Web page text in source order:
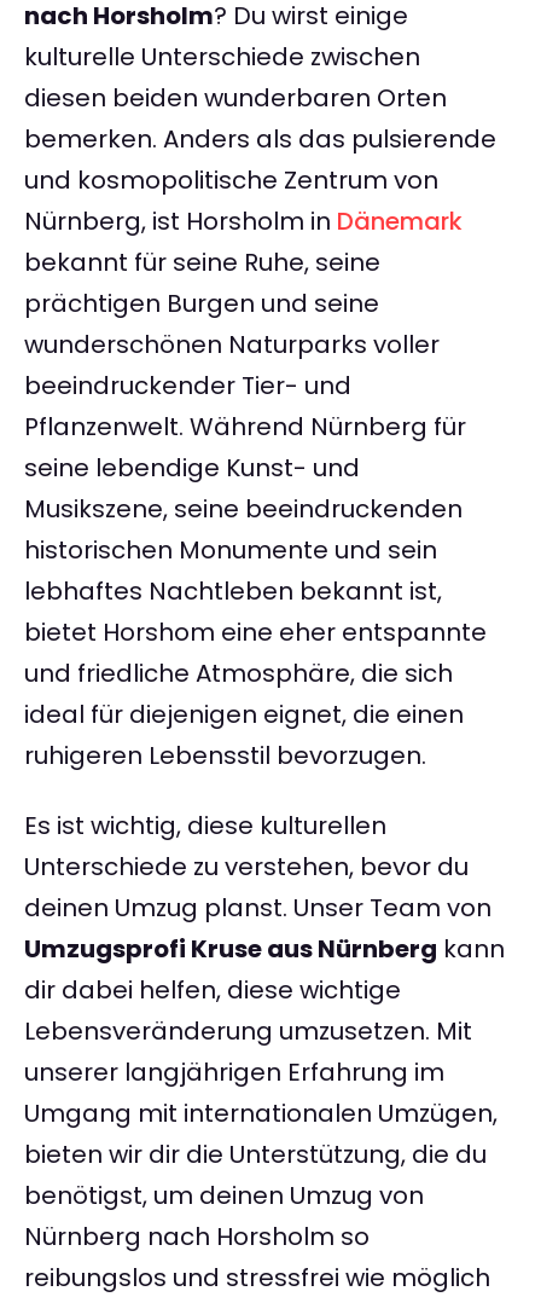
nach Horsholm? Du wirst einige
kulturelle Unterschiede zwischen
diesen beiden wunderbaren Orten
bemerken. Anders als das pulsierende
und kosmopolitische Zentrum von
Nürnberg, ist Horsholm in Dänemark
bekannt für seine Ruhe, seine
prächtigen Burgen und seine
wunderschönen Naturparks voller
beeindruckender Tier- und
Pflanzenwelt. Während Nürnberg für
seine lebendige Kunst- und
Musikszene, seine beeindruckenden
historischen Monumente und sein
lebhaftes Nachtleben bekannt ist,
bietet Horshom eine eher entspannte
und friedliche Atmosphäre, die sich
ideal für diejenigen eignet, die einen
ruhigeren Lebensstil bevorzugen.
Es ist wichtig, diese kulturellen
Unterschiede zu verstehen, bevor du
deinen Umzug planst. Unser Team von
Umzugsprofi Kruse aus Nürnberg kann
dir dabei helfen, diese wichtige
Lebensveränderung umzusetzen. Mit
unserer langjährigen Erfahrung im
Umgang mit internationalen Umzügen,
bieten wir dir die Unterstützung, die du
benötigst, um deinen Umzug von
Nürnberg nach Horsholm so
reibungslos und stressfrei wie möglich